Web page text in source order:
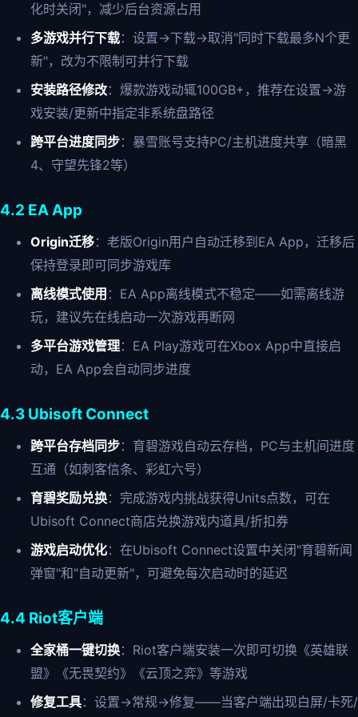
化时关闭"，减少后台资源占用
多游戏并行下载：设置→下载→取消"同时下载最多N个更
新"，改为不限制可并行下载
安装路径修改：爆款游戏动辄100GB+，推荐在设置→游
戏安装/更新中指定非系统盘路径
跨平台进度同步：暴雪账号支持PC/主机进度共享（暗黑
4、守望先锋2等）
4.2 EA App
Origin迁移：老版Origin用户自动迁移到EA App，迁移后
保持登录即可同步游戏库
离线模式使用 ：EA App离线模式不稳定——如需离线游
玩，建议先在线启动一次游戏再断网
多平台游戏管理：EA Play游戏可在Xbox App中直接启
动，EA App会自动同步进度
4.3 Ubisoft Connect
跨平台存档同步：育碧游戏自动云存档，PC与主机间进度
互通（如刺客信条、彩虹六号）
育碧奖励兑换：完成游戏内挑战获得Units点数，可在
Ubisoft Connect商店兑换游戏内道具/折扣券
游戏启动优化：在Ubisoft Connect设置中关闭"育碧新闻
弹窗"和"自动更新"，可避免每次启动时的延迟
4.4 Riot客户端
全家桶一键切换：Riot客户端安装一次即可切换《英雄联
盟》《无畏契约》《云顶之弈》等游戏
修复工具：设置→常规→修复——当客户端出现白屏/卡死/